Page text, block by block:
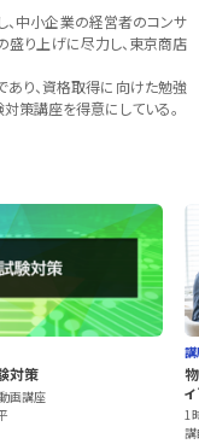
中小企業の経営者のコンサ
盛り上げに尽力し、東京商店
り、資格取得に向けた勉強
策講座を得意にしている。
対策
画講座
1
講